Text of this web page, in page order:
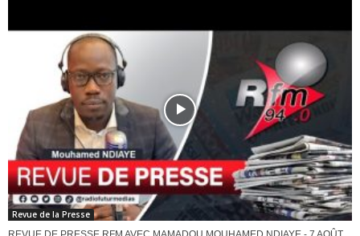
Revue de la Presse